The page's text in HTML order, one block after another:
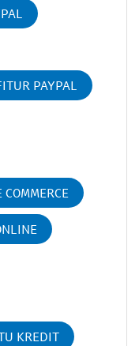
PAYPAL
COMMERCE
KREDIT